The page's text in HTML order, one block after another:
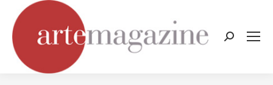
Cerca: